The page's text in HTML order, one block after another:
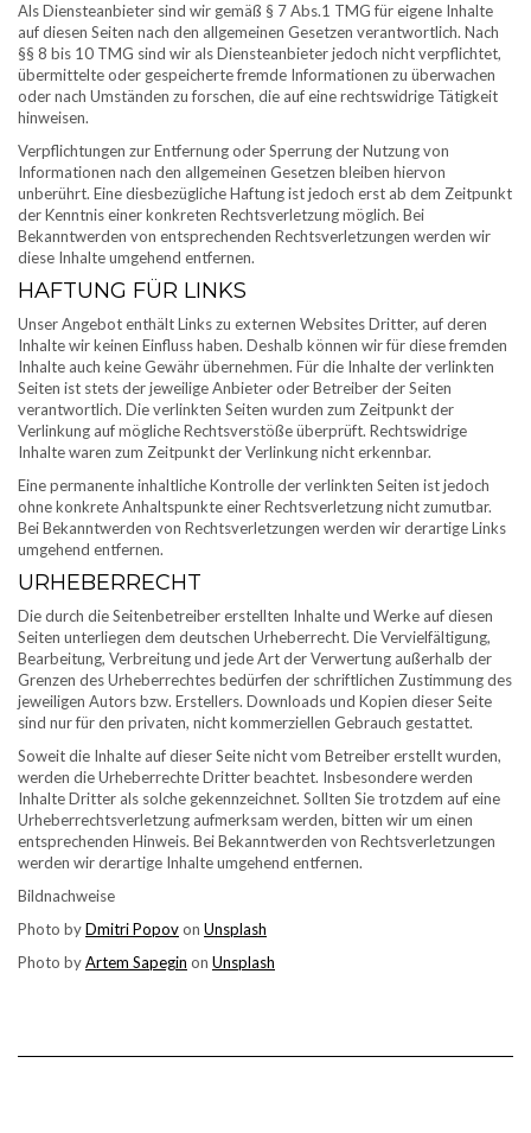
Als Diensteanbieter sind wir gemäß § 7 Abs.1 TMG für eigene Inhalte
auf diesen Seiten nach den allgemeinen Gesetzen verantwortlich. Nach
§§ 8 bis 10 TMG sind wir als Diensteanbieter jedoch nicht verpflichtet,
übermittelte oder gespeicherte fremde Informationen zu überwachen
oder nach Umständen zu forschen, die auf eine rechtswidrige Tätigkeit
hinweisen.
Verpflichtungen zur Entfernung oder Sperrung der Nutzung von
Informationen nach den allgemeinen Gesetzen bleiben hiervon
unberührt. Eine diesbezügliche Haftung ist jedoch erst ab dem Zeitpunkt
der Kenntnis einer konkreten Rechtsverletzung möglich. Bei
Bekanntwerden von entsprechenden Rechtsverletzungen werden wir
diese Inhalte umgehend entfernen.
HAFTUNG FÜR LINKS
Unser Angebot enthält Links zu externen Websites Dritter, auf deren
Inhalte wir keinen Einfluss haben. Deshalb können wir für diese fremden
Inhalte auch keine Gewähr übernehmen. Für die Inhalte der verlinkten
Seiten ist stets der jeweilige Anbieter oder Betreiber der Seiten
verantwortlich. Die verlinkten Seiten wurden zum Zeitpunkt der
Verlinkung auf mögliche Rechtsverstöße überprüft. Rechtswidrige
Inhalte waren zum Zeitpunkt der Verlinkung nicht erkennbar.
Eine permanente inhaltliche Kontrolle der verlinkten Seiten ist jedoch
ohne konkrete Anhaltspunkte einer Rechtsverletzung nicht zumutbar.
Bei Bekanntwerden von Rechtsverletzungen werden wir derartige Links
umgehend entfernen.
URHEBERRECHT
Die durch die Seitenbetreiber erstellten Inhalte und Werke auf diesen
Seiten unterliegen dem deutschen Urheberrecht. Die Vervielfältigung,
Bearbeitung, Verbreitung und jede Art der Verwertung außerhalb der
Grenzen des Urheberrechtes bedürfen der schriftlichen Zustimmung des
jeweiligen Autors bzw. Erstellers. Downloads und Kopien dieser Seite
sind nur für den privaten, nicht kommerziellen Gebrauch gestattet.
Soweit die Inhalte auf dieser Seite nicht vom Betreiber erstellt wurden,
werden die Urheberrechte Dritter beachtet. Insbesondere werden
Inhalte Dritter als solche gekennzeichnet. Sollten Sie trotzdem auf eine
Urheberrechtsverletzung aufmerksam werden, bitten wir um einen
entsprechenden Hinweis. Bei Bekanntwerden von Rechtsverletzungen
werden wir derartige Inhalte umgehend entfernen.
Bildnachweise
Photo byDmitri Popovon Unsplash
Photo byArtem Sapegin on Unsplash